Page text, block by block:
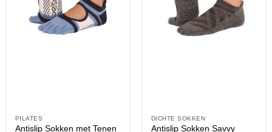
gekozen
worden
gekozen
worden
PILATES
Antislip Sokken met Tenen
DICHTE SOKKEN
Antislip Sokken Savvy